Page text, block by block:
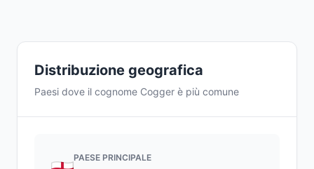
Distribuzione geografica
Paesi dove il cognome Cogger è più comune
PAESE PRINCIPALE